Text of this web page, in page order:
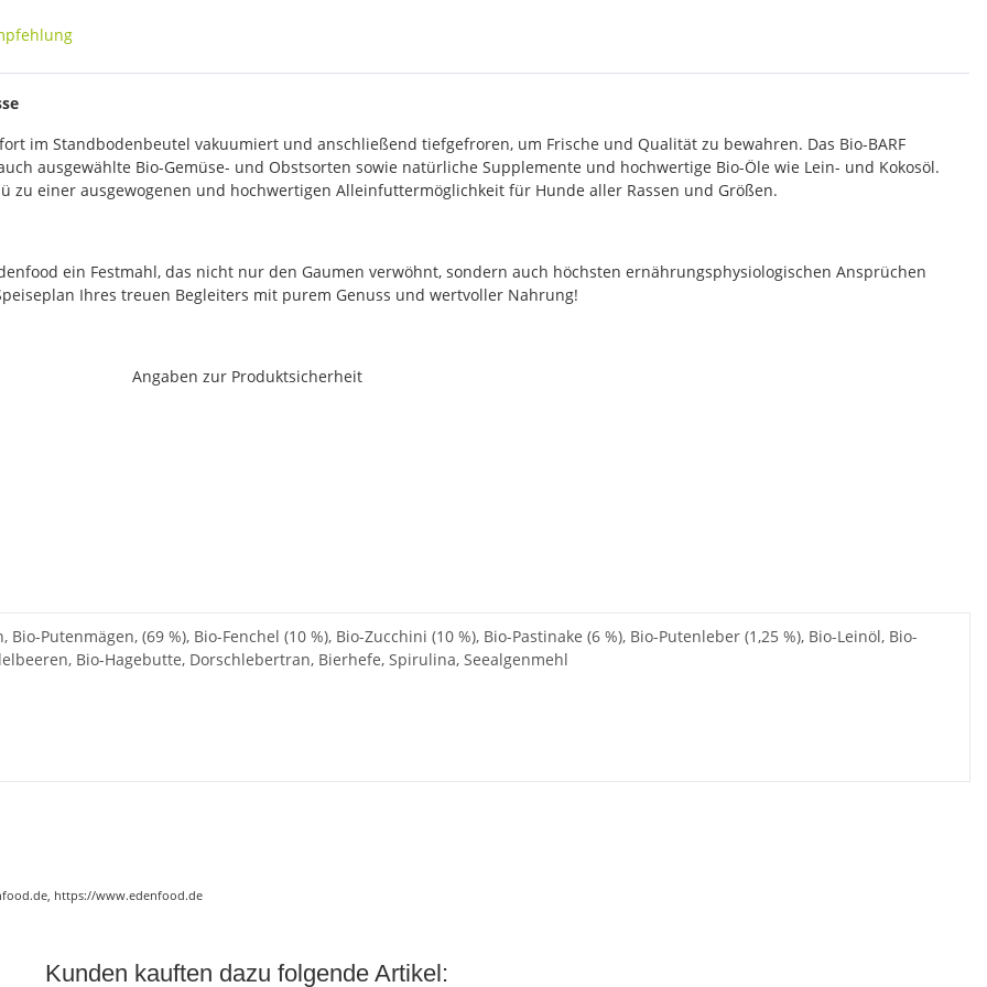
im Standbodenbeutel vakuumiert und anschließend tiefgefroren, um Frische und Qualität zu bewahren. Das Bio-BARF
ausgewählte Bio-Gemüse- und Obstsorten sowie natürliche Supplemente und hochwertige Bio-Öle wie Lein- und Kokosöl.
zu einer ausgewogenen und hochwertigen Alleinfuttermöglichkeit für Hunde aller Rassen und Größen.
ein Festmahl, das nicht nur den Gaumen verwöhnt, sondern auch höchsten ernährungsphysiologischen Ansprüchen
Ihres treuen Begleiters mit purem Genuss und wertvoller Nahrung!
Angaben zur Produktsicherheit
Putenmägen, (69 %), Bio-Fenchel (10 %), Bio-Zucchini (10 %), Bio-Pastinake (6 %), Bio-Putenleber (1,25 %), Bio-Leinöl, Bio-
Bio-Hagebutte, Dorschlebertran, Bierhefe, Spirulina, Seealgenmehl
https://www.edenfood.de
Kunden kauften dazu folgende Artikel: